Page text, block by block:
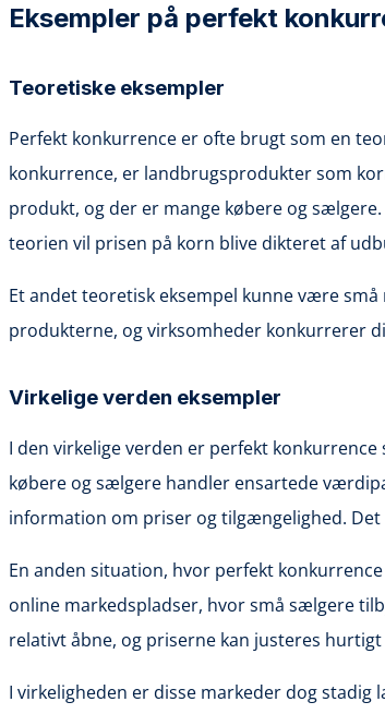
Eksempler på perfekt
Teoretiske eksempler
Perfekt konkurrence er ofte brugt som en
konkurrence, er landbrugsprodukter som
produkt, og der er mange købere og
teorien vil prisen på korn blive dikteret af
Et andet teoretisk eksempel kunne være
produkterne, og virksomheder konkurrerer
Virkelige verden eksempler
I den virkelige verden er perfekt
købere og sælgere handler ensartede
information om priser og tilgængelighed.
En anden situation, hvor perfekt
online markedspladser, hvor små sælgere
relativt åbne, og priserne kan justeres
I virkeligheden er disse markeder dog